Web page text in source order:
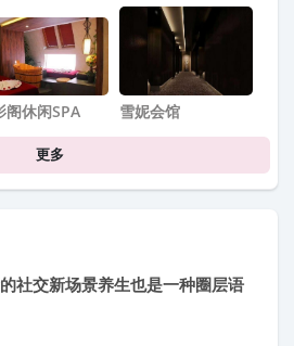
阁休闲SPA 雪妮会馆
更多
社交新场景养生也是一种圈层语